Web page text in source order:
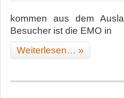
kommen aus dem
Besucher ist die EMO in
Weiterlesen… »